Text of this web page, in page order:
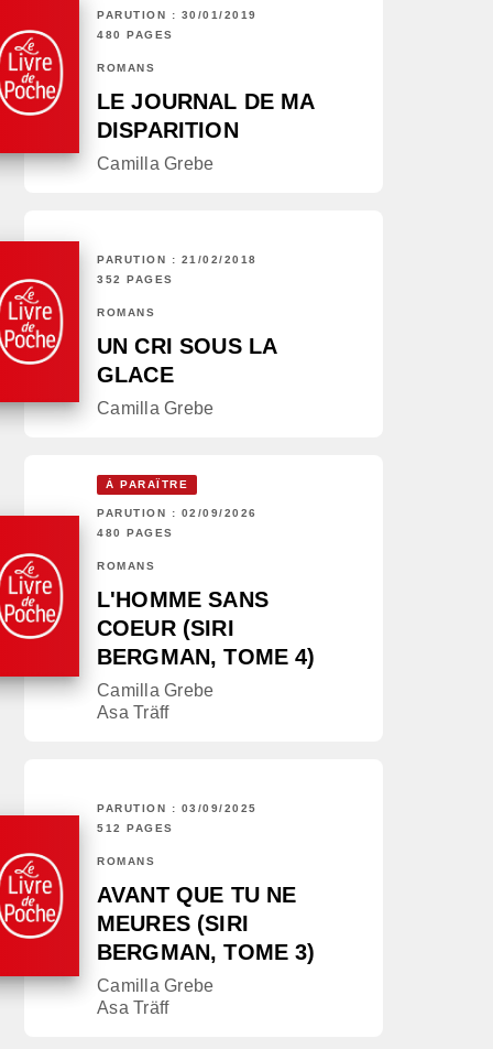
PARUTION : 30/01/2019
480 PAGES
ROMANS
LE JOURNAL DE MA
DISPARITION
Camilla Grebe
PARUTION : 21/02/2018
352 PAGES
ROMANS
UN CRI SOUS LA
GLACE
Camilla Grebe
À PARAÎTRE
PARUTION : 02/09/2026
480 PAGES
ROMANS
L'HOMME SANS
COEUR (SIRI
BERGMAN, TOME 4)
Camilla Grebe
Asa Träff
PARUTION : 03/09/2025
512 PAGES
ROMANS
AVANT QUE TU NE
MEURES (SIRI
BERGMAN, TOME 3)
Camilla Grebe
Asa Träff